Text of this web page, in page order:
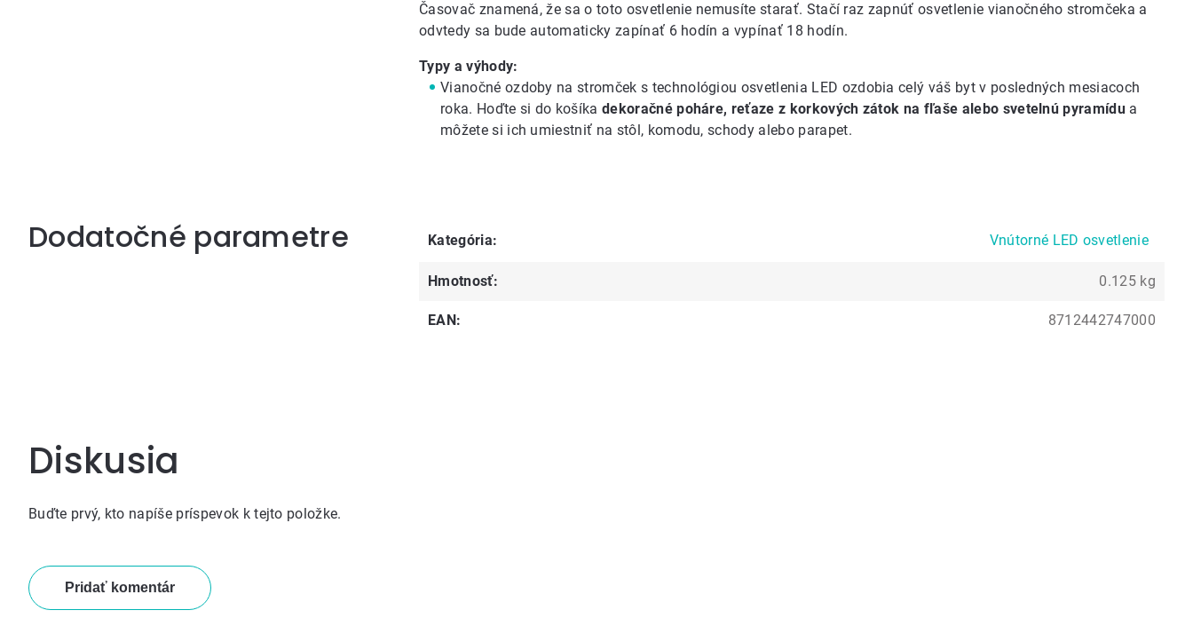
Časovač znamená, že sa o toto osvetlenie nemusíte starať. Stačí raz zapnúť osvetlenie vianočného stromčeka a
odvtedy sa bude automaticky zapínať 6 hodín a vypínať 18 hodín.
Typy a výhody:
Vianočné ozdoby na stromček s technológiou osvetlenia LED ozdobia celý váš byt v posledných mesiacoch
roka. Hoďte si do košíkadekoračné poháre, reťaze z korkových zátok na fľaše alebo svetelnú pyramídu a
môžete si ich umiestniť na stôl, komodu, schody alebo parapet.
Dodatočné parametre Kategória: Vnútorné LED osvetlenie
Hmotnosť: 0.125 kg
EAN: 8712442747000
Diskusia
Buďte prvý, kto napíše príspevok k tejto položke.
Pridať komentár